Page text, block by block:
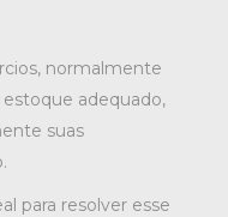
normalmente
adequado,
suas
para resolver esse